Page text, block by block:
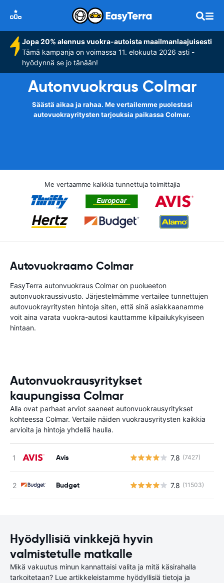
Jopa 20% alennus vuokra-autoista maailmanlaajuisesti
Tämä kampanja on voimassa 11. elokuuta 2026 asti -
hyödynnä se jo tänään!
Autonvuokraus Colmar
Säästä aikaa ja rahaa. Me vertailemme puolestasi
autovuokrayritysten tarjouksia paikassa Colmar.
Me vertaamme kaikkia tunnettuja toimittajia
Autovuokraamo Colmar
EasyTerra autonvuokraus Colmar on puolueeton
autonvuokraussivusto. Järjestelmämme vertailee tunnettujen
autovuokrayritysten hintoja siten, että sinä asiakkaanamme
voit aina varata vuokra-autosi kauttamme kilpailukykyiseen
hintaan.
Autonvuokrausyritykset
kaupungissa Colmar
Alla ovat parhaat arviot saaneet autonvuokrausyritykset
kohteessa Colmar. Vertaile näiden vuokrausyritysten kaikkia
arvioita ja hintoja yhdellä haulla.
Avis 7.8 (7427)
Budget 7.8 (11503)
Hyödyllisiä vinkkejä hyvin
valmistetulle matkalle
Mikä vakuutus minun kannattaisi valita ja mitä käsirahalla
tarkoitetaan? Lue artikkeleistamme hyödyllisiä tietoja ja